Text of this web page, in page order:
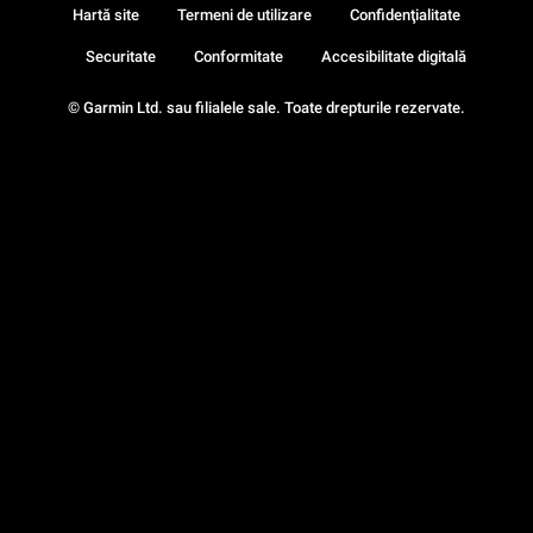
© Garmin Ltd. sau filialele sale. Toate drepturile rezervate.
Hartă site Termeni de utilizare Confidenţialitate
Securitate Conformitate Accesibilitate digitală